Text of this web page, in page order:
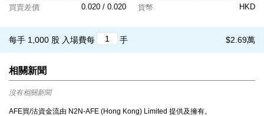
0.020 / 0.020
買賣差價 HKD
貨幣
$2.69萬
每手 1,000 股 入場費每 手
相關新聞
沒有相關新聞
AFE買/沽資金流由 N2N-AFE (Hong Kong) Limited 提供及擁有。